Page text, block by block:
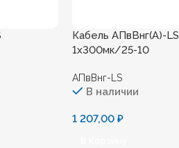
Кабель АПвВнг(А)-LS
1х300мк/25-10
АПвВнг-LS
В наличии
1 207,00₽